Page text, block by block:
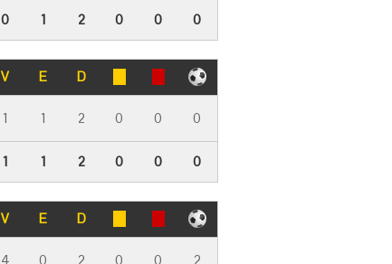
0 1 2 0 0 0
V E D
1 1 2 0 0 0
1 1 2 0 0 0
V E D
4 0 2 0 0 2